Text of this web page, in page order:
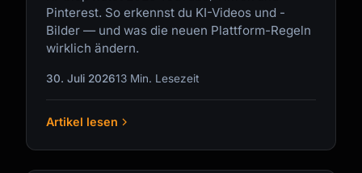
Pinterest. So erkennst du KI-Videos und -
Bilder — und was die neuen Plattform-Regeln
wirklich ändern.
30. Juli 202613 Min. Lesezeit
Artikel lesen